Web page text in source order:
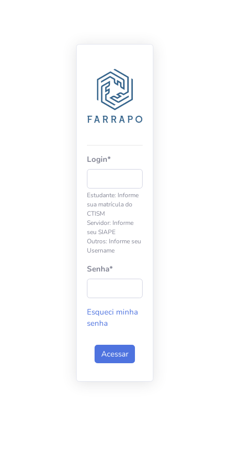
Login*
Estudante: Informe
sua matrícula do
CTISM
Servidor: Informe
seu SIAPE
Outros: Informe seu
Username
Senha*
Esqueci minha
senha